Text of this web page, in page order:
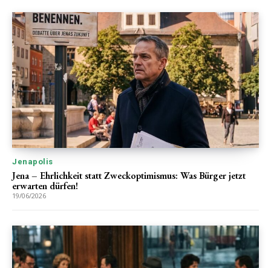
Jenapolis
Jena – Ehrlichkeit statt Zweckoptimismus: Was Bürger jetzt
erwarten dürfen!
19/06/2026